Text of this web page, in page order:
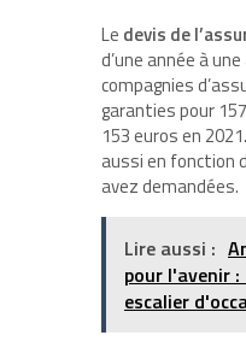
Le devis de
d’une année à
compagnies
garanties pour
153 euros en
aussi en fonction
avez demandées.
Lire aussi :
pour l'avenir
escalier